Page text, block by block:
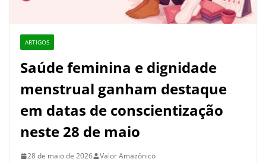
ARTIGOS
Saúde feminina e dignidade
menstrual ganham destaque
em datas de conscientização
neste 28 de maio
28 de maio de 2026 Valor Amazônico